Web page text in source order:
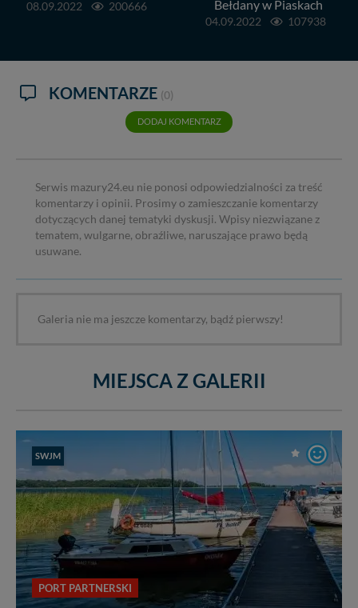
08.09.2022 200666
Bełdany w Piaskach
04.09.2022 107938
KOMENTARZE (0)
DODAJ KOMENTARZ
Serwis mazury24.eu nie ponosi odpowiedzialności za treść
komentarzy i opinii. Prosimy o zamieszczanie komentarzy
dotyczących danej tematyki dyskusji. Wpisy niezwiązane z
tematem, wulgarne, obraźliwe, naruszające prawo będą
usuwane.
Galeria nie ma jeszcze komentarzy, bądź pierwszy!
MIEJSCA Z GALERII
SWJM
PORT PARTNERSKI